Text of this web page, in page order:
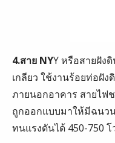
4.สาย NYY หรือสายฝัง
เกลียว ใช้งานร้อยท่อฝั
ภายนอกอาคาร สายไฟ
ถูกออกแบบมาให้มีฉนว
ทนแรงดันได้ 450-750